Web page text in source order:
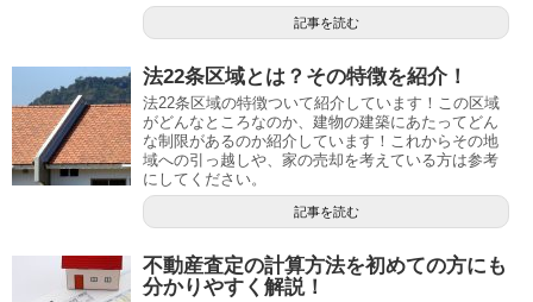
記事を読む
法22条区域とは？その特徴を紹介！
法22条区域の特徴ついて紹介しています！この区域
がどんなところなのか、建物の建築にあたってどん
な制限があるのか紹介しています！これからその地
域への引っ越しや、家の売却を考えている方は参考
にしてください。
記事を読む
不動産査定の計算方法を初めての方にも
分かりやすく解説！